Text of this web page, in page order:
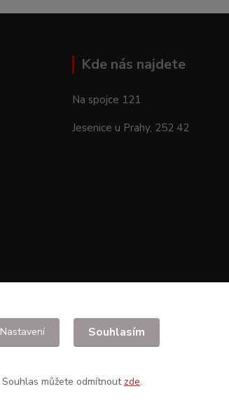
Kde nás najdete
Na spojce 121
Jesenice u Prahy, 252 42
Nastavení Souhlasím
Souhlas můžete odmítnout zde.